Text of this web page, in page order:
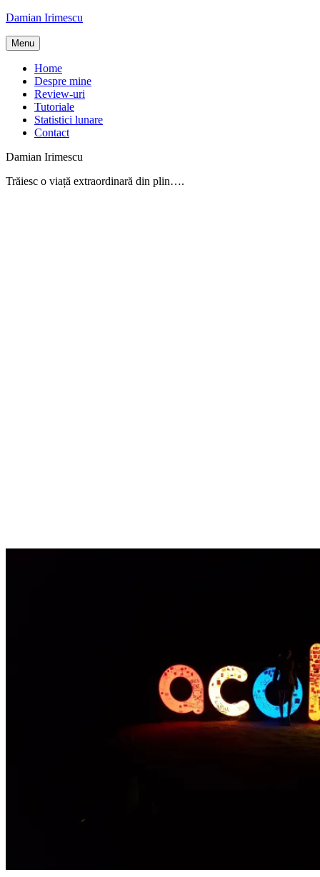
Skip
content
Damian Irimescu
Menu
Home
Despre mine
Review-uri
Tutoriale
Statistici lunare
Contact
Damian Irimescu
Trăiesc o viață extraordinară din plin….